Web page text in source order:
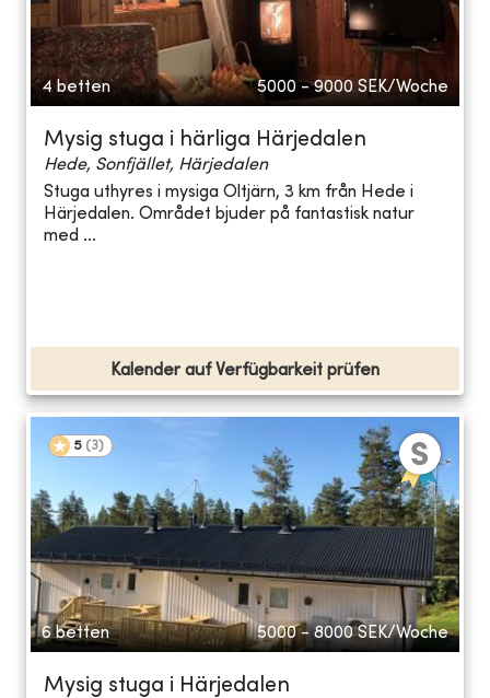
4 betten 5000 - 9000 SEK/Woche
Mysig stuga i härliga Härjedalen
Hede, Sonfjället, Härjedalen
Stuga uthyres i mysiga Oltjärn, 3 km från Hede i
Härjedalen. Området bjuder på fantastisk natur
med ...
Kalender auf Verfügbarkeit prüfen
5 (3)
6 betten 5000 - 8000 SEK/Woche
Mysig stuga i Härjedalen